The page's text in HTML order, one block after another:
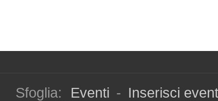
Sfoglia: Eventi - Inserisci